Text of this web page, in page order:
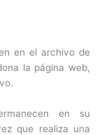
en el archivo de
la página web,
en su
que realiza una